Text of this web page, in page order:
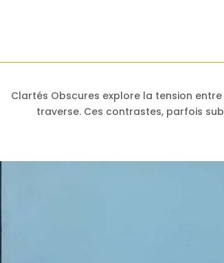
Clartés Obscures explore la tension
traverse. Ces contrastes, parfois